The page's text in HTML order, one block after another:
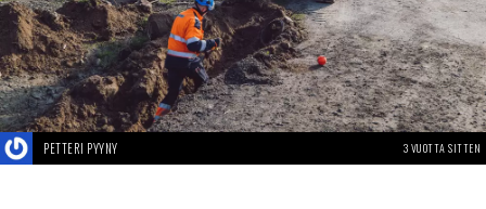
PETTERI PYYNY 3 VUOTTA SITTEN